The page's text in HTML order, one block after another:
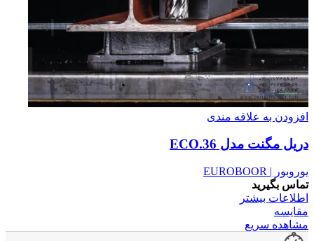
افزودن به علاقه مندی
دریل مگنت مدل ECO.36
یوروبور | EUROBOOR
تماس بگیرید
اطلاعات بیشتر
مقایسه
مشاهده سریع